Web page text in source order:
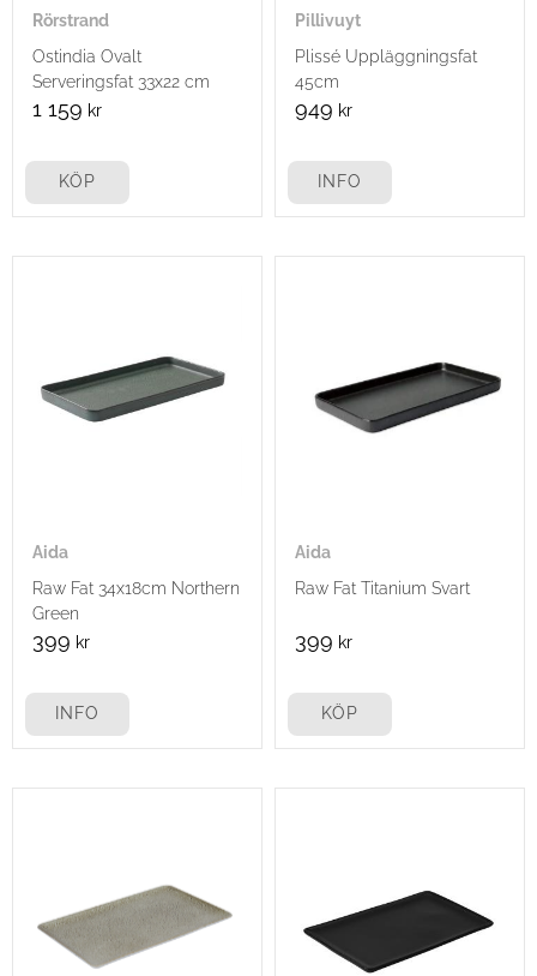
Rörstrand
Ostindia Ovalt
Serveringsfat 33x22 cm
1 159 kr
KÖP
Pillivuyt
Plissé Uppläggningsfat
45cm
949 kr
INFO
Aida
Raw Fat 34x18cm Northern
Green
399 kr
INFO
Aida
Raw Fat Titanium Svart
399 kr
KÖP